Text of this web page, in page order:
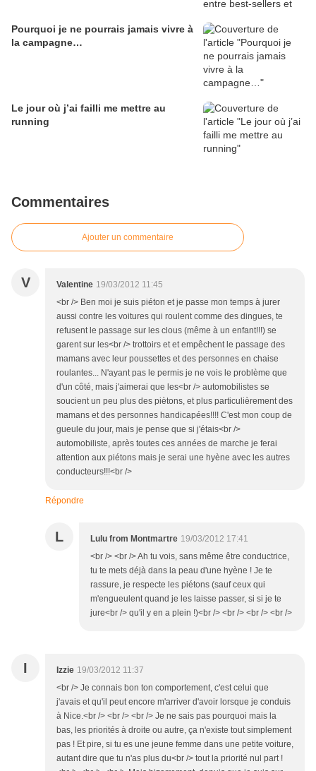
Pourquoi je ne pourrais jamais vivre à
la campagne…
Le jour où j’ai failli me mettre au
running
Commentaires
Ajouter un commentaire
V Valentine 19/03/2012 11:45
<br /> Ben moi je suis piéton et je passe mon temps à jurer
aussi contre les voitures qui roulent comme des dingues, te
refusent le passage sur les clous (même à un enfant!!!) se
garent sur les<br /> trottoirs et et empêchent le passage des
mamans avec leur poussettes et des personnes en chaise
roulantes... N'ayant pas le permis je ne vois le problème que
d'un côté, mais j'aimerai que les<br /> automobilistes se
soucient un peu plus des piètons, et plus particulièrement des
mamans et des personnes handicapées!!!! C'est mon coup de
gueule du jour, mais je pense que si j'étais<br />
automobiliste, après toutes ces années de marche je ferai
attention aux piétons mais je serai une hyène avec les autres
conducteurs!!!<br />
Répondre
L Lulu from Montmartre 19/03/2012 17:41
<br /> <br /> Ah tu vois, sans même être conductrice,
tu te mets déjà dans la peau d'une hyène ! Je te
rassure, je respecte les piétons (sauf ceux qui
m'engueulent quand je les laisse passer, si si je te
jure<br /> qu'il y en a plein !)<br /> <br /> <br /> <br />
I Izzie 19/03/2012 11:37
<br /> Je connais bon ton comportement, c'est celui que
j'avais et qu'il peut encore m'arriver d'avoir lorsque je conduis
à Nice.<br /> <br /> <br /> Je ne sais pas pourquoi mais la
bas, les priorités à droite ou autre, ça n'existe tout simplement
pas ! Et pire, si tu es une jeune femme dans une petite voiture,
autant dire que tu n'as plus du<br /> tout la priorité nul part !